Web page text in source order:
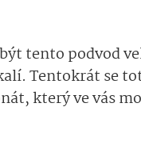
tento podvod
Tentokrát se
který ve vás